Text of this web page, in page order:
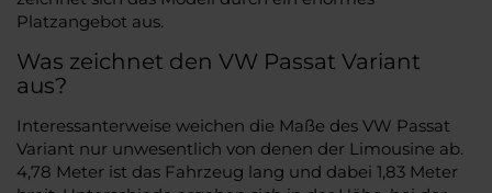
Platzangebot aus.
Was zeichnet den VW Passat Variant
aus?
Interessanterweise weichen die Maße des VW Passat
Variant nur unwesentlich von denen der Limousine ab.
4,78 Meter ist das Fahrzeug lang und dabei 1,83 Meter